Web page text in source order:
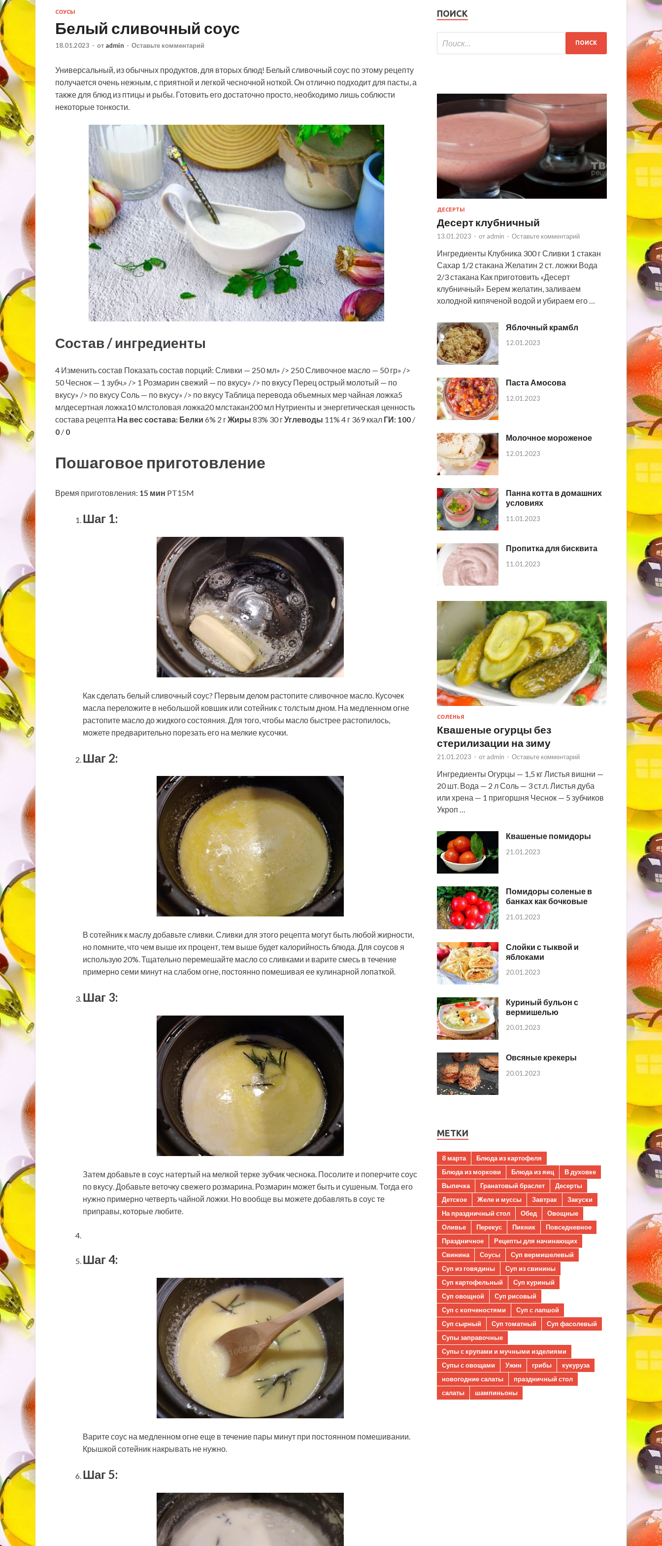
СОУСЫ
Белый сливочный соус
18.01.2023 - от admin - Оставьте комментарий
Универсальный, из обычных продуктов, для вторых блюд! Белый сливочный соус по этому рецепту
получается очень нежным, с приятной и легкой чесночной ноткой. Он отлично подходит для пасты, а
также для блюд из птицы и рыбы. Готовить его достаточно просто, необходимо лишь соблюсти
некоторые тонкости.
Состав / ингредиенты
4 Изменить состав Показать состав порций: Сливки — 250 мл» /> 250 Сливочное масло — 50 гр» />
50 Чеснок — 1 зубч.» /> 1 Розмарин свежий — по вкусу» /> по вкусу Перец острый молотый — по
вкусу» /> по вкусу Соль — по вкусу» /> по вкусу Таблица перевода объемных мер чайная ложка5
млдесертная ложка10 млстоловая ложка20 млстакан200 мл Нутриенты и энергетическая ценность
состава рецепта На вес состава: Белки 6% 2 гЖиры 83% 30 гУглеводы 11% 4 г 369 ккал ГИ: 100 /
0 / 0
Пошаговое приготовление
Время приготовления: 15 мин PT15M
Шаг 1:
Как сделать белый сливочный соус? Первым делом растопите сливочное масло. Кусочек
масла переложите в небольшой ковшик или сотейник с толстым дном. На медленном огне
растопите масло до жидкого состояния. Для того, чтобы масло быстрее растопилось,
можете предварительно порезать его на мелкие кусочки.
Шаг 2:
В сотейник к маслу добавьте сливки. Сливки для этого рецепта могут быть любой жирности,
но помните, что чем выше их процент, тем выше будет калорийность блюда. Для соусов я
использую 20%. Тщательно перемешайте масло со сливками и варите смесь в течение
примерно семи минут на слабом огне, постоянно помешивая ее кулинарной лопаткой.
Шаг 3:
Затем добавьте в соус натертый на мелкой терке зубчик чеснока. Посолите и поперчите соус
по вкусу. Добавьте веточку свежего розмарина. Розмарин может быть и сушеным. Тогда его
нужно примерно четверть чайной ложки. Но вообще вы можете добавлять в соус те
приправы, которые любите.
Шаг 4:
Варите соус на медленном огне еще в течение пары минут при постоянном помешивании.
Крышкой сотейник накрывать не нужно.
Шаг 5:
ПОИСК
ДЕСЕРТЫ
Десерт клубничный
13.01.2023 - от admin - Оставьте комментарий
Ингредиенты Клубника 300 г Сливки 1 стакан
Сахар 1/2 стакана Желатин 2 ст. ложки Вода
2/3 стакана Как приготовить «Десерт
клубничный» Берем желатин, заливаем
холодной кипяченой водой и убираем его …
Яблочный крамбл
12.01.2023
Паста Амосова
12.01.2023
Молочное мороженое
12.01.2023
Панна котта в домашних
условиях
11.01.2023
Пропитка для бисквита
11.01.2023
СОЛЕНЬЯ
Квашеные огурцы без
стерилизации на зиму
21.01.2023 - от admin - Оставьте комментарий
Ингредиенты Огурцы — 1,5 кг Листья вишни —
20 шт. Вода — 2 л Соль — 3 ст.л. Листья дуба
или хрена — 1 пригоршня Чеснок — 5 зубчиков
Укроп …
Квашеные помидоры
21.01.2023
Помидоры соленые в
банках как бочковые
21.01.2023
Слойки с тыквой и
яблоками
20.01.2023
Куриный бульон с
вермишелью
20.01.2023
Овсяные крекеры
20.01.2023
МЕТКИ
8 марта
Блюда из картофеля
Блюда из моркови
Блюда из яиц
В духовке
Выпечка
Гранатовый браслет
Десерты
Детское
Желе и муссы Завтрак
Закуски
На праздничный стол
Обед
Овощные
Оливье
Перекус Пикник
Повседневное
Праздничное
Рецепты для начинающих
Свинина
Соусы
Суп вермишелевый
Суп из говядины
Суп из свинины
Суп картофельный
Суп куриный
Суп овощной
Суп рисовый
Суп с копченостями
Суп с лапшой
Суп сырный
Суп томатный
Суп фасолевый
Супы заправочные
Супы с крупами и мучными изделиями
Супы с овощами
Ужин грибы
кукуруза
новогодние салаты
праздничный стол
салаты
шампиньоны